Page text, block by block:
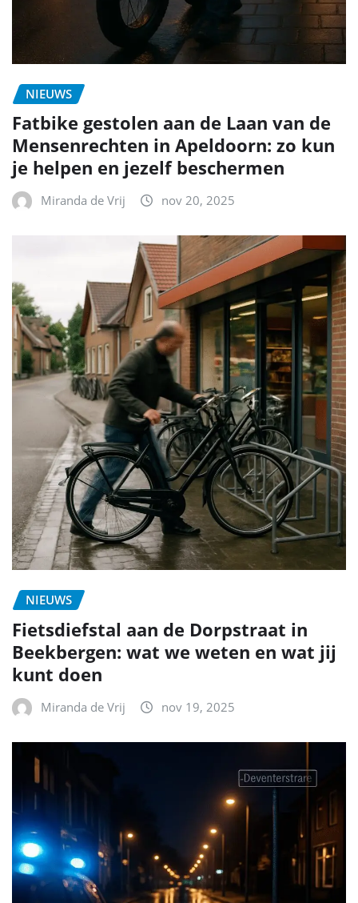
NIEUWS
Fatbike gestolen aan de Laan van de
Mensenrechten in Apeldoorn: zo kun
je helpen en jezelf beschermen
Miranda de Vrij nov 20, 2025
NIEUWS
Fietsdiefstal aan de Dorpstraat in
Beekbergen: wat we weten en wat jij
kunt doen
Miranda de Vrij nov 19, 2025